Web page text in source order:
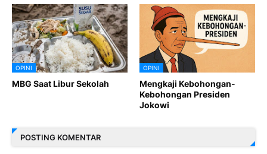
OPINI
MBG Saat Libur Sekolah
OPINI
Mengkaji Kebohongan-
Kebohongan Presiden
Jokowi
POSTING KOMENTAR